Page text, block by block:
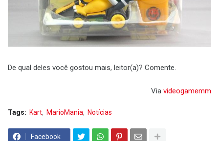
De qual deles você gostou mais, leitor(a)? Comente.
Via videogamemm
Tags: Kart MarioMania Notícias
Facebook